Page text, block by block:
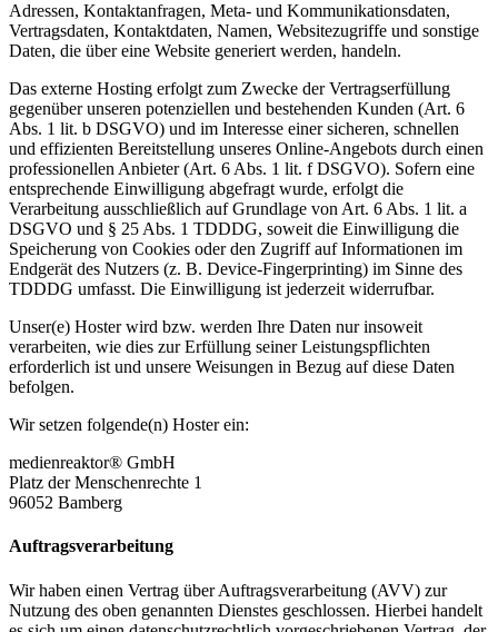
Adressen, Kontaktanfragen, Meta- und Kommunikationsdaten,
Vertragsdaten, Kontaktdaten, Namen, Websitezugriffe und sonstige
Daten, die über eine Website generiert werden, handeln.
Das externe Hosting erfolgt zum Zwecke der Vertragserfüllung
gegenüber unseren potenziellen und bestehenden Kunden (Art. 6
Abs. 1 lit. b DSGVO) und im Interesse einer sicheren, schnellen
und effizienten Bereitstellung unseres Online-Angebots durch einen
professionellen Anbieter (Art. 6 Abs. 1 lit. f DSGVO). Sofern eine
entsprechende Einwilligung abgefragt wurde, erfolgt die
Verarbeitung ausschließlich auf Grundlage von Art. 6 Abs. 1 lit. a
DSGVO und § 25 Abs. 1 TDDDG, soweit die Einwilligung die
Speicherung von Cookies oder den Zugriff auf Informationen im
Endgerät des Nutzers (z. B. Device-Fingerprinting) im Sinne des
TDDDG umfasst. Die Einwilligung ist jederzeit widerrufbar.
Unser(e) Hoster wird bzw. werden Ihre Daten nur insoweit
verarbeiten, wie dies zur Erfüllung seiner Leistungspflichten
erforderlich ist und unsere Weisungen in Bezug auf diese Daten
befolgen.
Wir setzen folgende(n) Hoster ein:
medienreaktor® GmbH
Platz der Menschenrechte 1
96052 Bamberg
Auftragsverarbeitung
Wir haben einen Vertrag über Auftragsverarbeitung (AVV) zur
Nutzung des oben genannten Dienstes geschlossen. Hierbei handelt